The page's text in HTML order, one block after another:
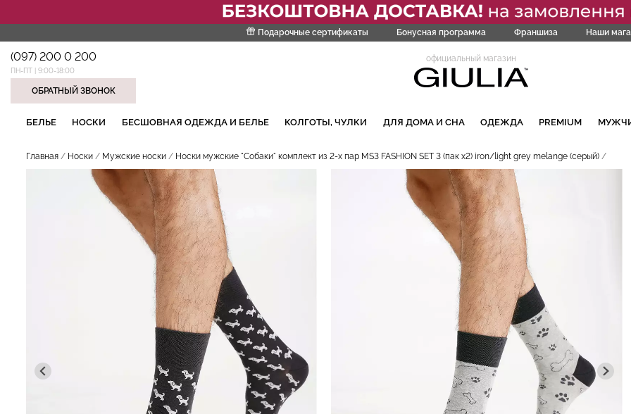
Подарочные сертификаты Бонусная программа Франшиза Наши
(097) 200 0 200
ПН-ПТ | 9:00-18:00
ОБРАТНЫЙ ЗВОНОК
официальный магазин
БЕЛЬЕ НОСКИ БЕСШОВНАЯ ОДЕЖДА И БЕЛЬЕ КОЛГОТЫ, ЧУЛКИ ДЛЯ ДОМА И СНА ОДЕЖДА PREMIUM
Главная Носки Мужские носки Носки мужские "Собаки" комплект из 2-х пар MS3 FASHION SET 3 (пак х2) iron/light grey melange (серый)
НАШИ ТРЕНДОВЫЕ ТОВАРЫ
Бесшовные леггинсы из
микрофибры LEGGINGS 02
Бесшовные леггинсы
LEGGINGS (черный) Giulia
Велосипедки с высокой
талией TRACKS 01 (черный)
Бесшовная
легкой
BRASILIAN
black